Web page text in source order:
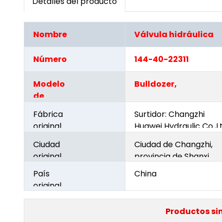
Nombre
del
producto
Válvula hidráulica
Número
144-40-22311
Modelo
de
máquina
Bulldozer,
Fábrica
original
Surtidor: Changzhi
Huawei Hydraulic
Ciudad
original
Ciudad de Changzhi,
provincia de Shanxi
País
original
China
Productos